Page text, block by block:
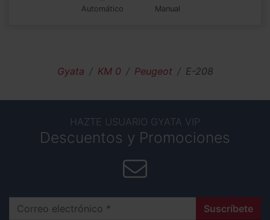
automático manual
Gyata KM 0 Peugeot E-208
HAZTE USUARIO GYATA VIP
Descuentos y Promociones
Correo electrónico Suscríbete